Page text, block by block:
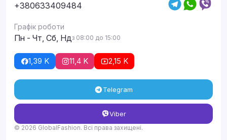
+380633409484
Графік роботи
Пн - Чт, Сб, Ндз 08:00 до 15:00
1,39 K 11,4 K 2,15 K
Telegram
Viber
© 2026 GlobalFashion. Всі права захищені.